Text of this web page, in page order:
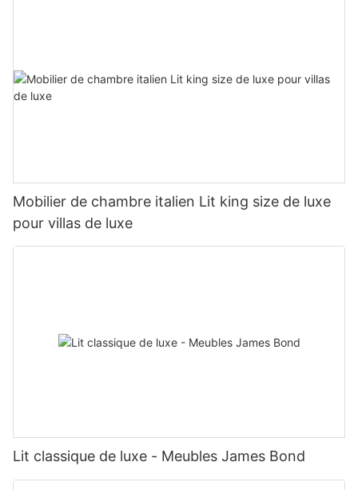
Mobilier de chambre italien Lit king size de luxe
pour villas de luxe
Lit classique de luxe - Meubles James Bond